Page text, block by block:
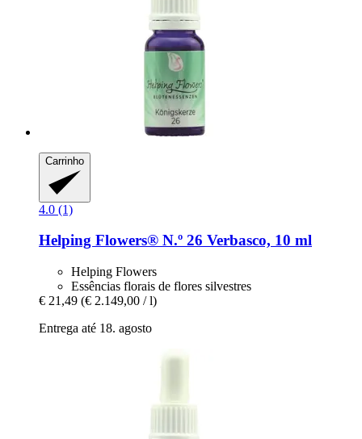
Carrinho
4.0 (1)
Helping Flowers® N.º 26 Verbasco, 10 ml
Helping Flowers
Essências florais de flores silvestres
€ 21,49 (€ 2.149,00 / l)
Entrega até 18. agosto